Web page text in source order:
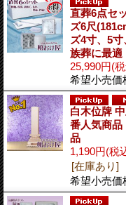
直葬6点セ
ズ6尺
ズ4寸、5
族葬に最
25,990円(
希望小売価
白木位牌
番人気商品
品
1,190円(税
[在庫あり]
希望小売価